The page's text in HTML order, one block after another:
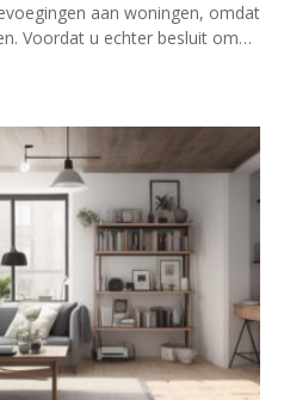
aan woningen, omdat
Voordat u echter besluit om…